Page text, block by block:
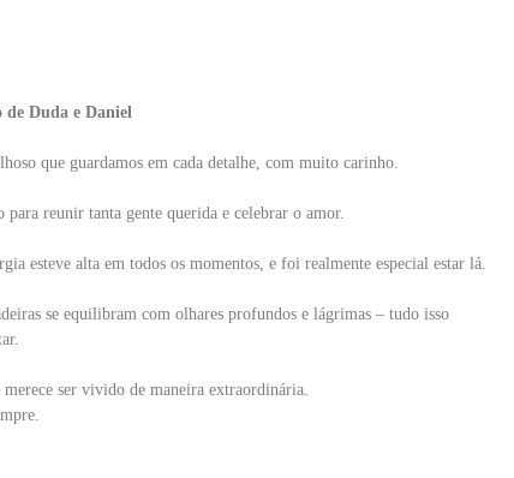
Duda e Daniel
que guardamos em cada detalhe, com muito carinho.
reunir tanta gente querida e celebrar o amor.
esteve alta em todos os momentos, e foi realmente especial estar lá.
se equilibram com olhares profundos e lágrimas – tudo isso
ser vivido de maneira extraordinária.